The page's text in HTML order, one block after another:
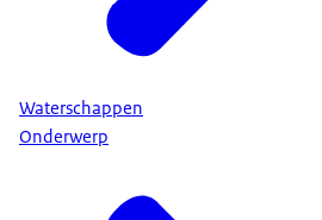
Waterschappen
Onderwerp